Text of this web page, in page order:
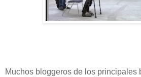
Muchos bloggeros de los principales